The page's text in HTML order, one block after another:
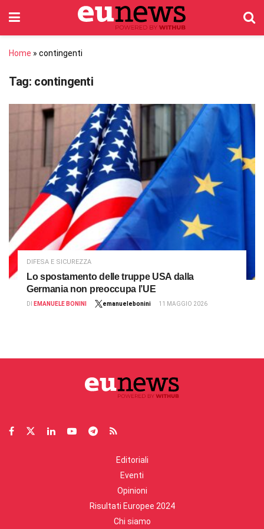
Home » contingenti
Tag: contingenti
DIFESA E SICUREZZA
Lo spostamento delle truppe USA dalla
Germania non preoccupa l’UE
DI EMANUELE BONINI emanuelebonini 11 MAGGIO 2026
Editoriali
Eventi
Opinioni
Risultati Europee 2024
Chi siamo